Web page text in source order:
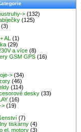
> (132)
(125)
(3)
AL
(1)
(29)
a více (8)
GSM GPS (16)
> (34)
(46)
(114)
desky (33)
(16)
> (19)
(7)
tiskárny (4)
el. motory (3)